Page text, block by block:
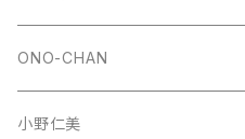
ONO-CHAN
小野仁美